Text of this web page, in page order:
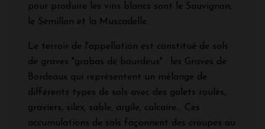
pour produire les vins blancs sont le Sauvignon,
le Sémillon et la Muscadelle.
Le terroir de l'appellation est constitué de sols
de graves "grabas de bourdeus" : les Graves de
Bordeaux qui représentent un mélange de
différents types de sols avec des galets roulés,
graviers, silex, sable, argile, calcaire... Ces
accumulations de sols façonnent des croupes au